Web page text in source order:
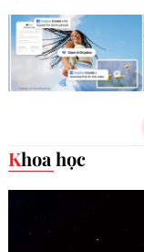
Khoa học